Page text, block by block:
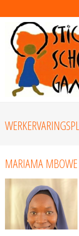
MARIAMA MBOWE